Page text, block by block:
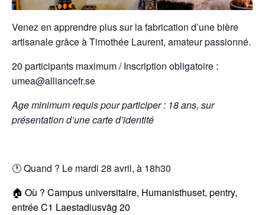
Venez en apprendre plus sur la fabrication d’une bière
artisanale grâce à Timothée Laurent, amateur passionné.
20 participants maximum / Inscription obligatoire :
umea@alliancefr.se
Age minimum requis pour participer : 18 ans, sur
présentation d’une carte d’identité
🕐 Quand ? Le mardi 28 avril, à 18h30
🏠 Où ? Campus universitaire, Humanisthuset, pentry,
entrée C1 Laestadiusväg 20